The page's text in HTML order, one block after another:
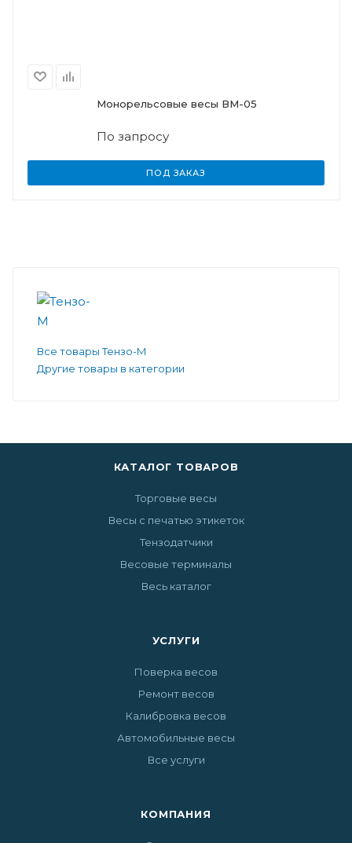
Монорельсовые весы ВМ-05
По запросу
ПОД ЗАКАЗ
Все товары Тензо-М
Другие товары в категории
КАТАЛОГ ТОВАРОВ
Торговые весы
Весы с печатью этикеток
Тензодатчики
Весовые терминалы
Весь каталог
УСЛУГИ
Поверка весов
Ремонт весов
Калибровка весов
Автомобильные весы
Все услуги
КОМПАНИЯ